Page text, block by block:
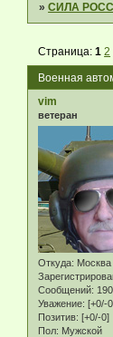
»СИЛА
Военная
Страница:1 2
vim
ветеран
Откуда: Москва
Сообщений:
Уважение: [+0/-
Позитив: [+0/-0]
Пол: Мужской